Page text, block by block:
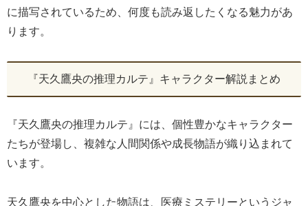
に描写されているため、何度も読み返したくなる魅力があ
ります。
『天久鷹央の推理カルテ』キャラクター解説まとめ
『天久鷹央の推理カルテ』には、個性豊かなキャラクター
たちが登場し、複雑な人間関係や成長物語が織り込まれて
います。
天久鷹央を中心とした物語は、医療ミステリーというジャ